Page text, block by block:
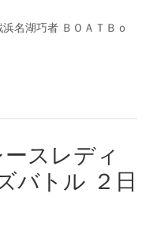
名湖巧者 ＢＯＡＴＢｏ
スレディ
バトル ２日